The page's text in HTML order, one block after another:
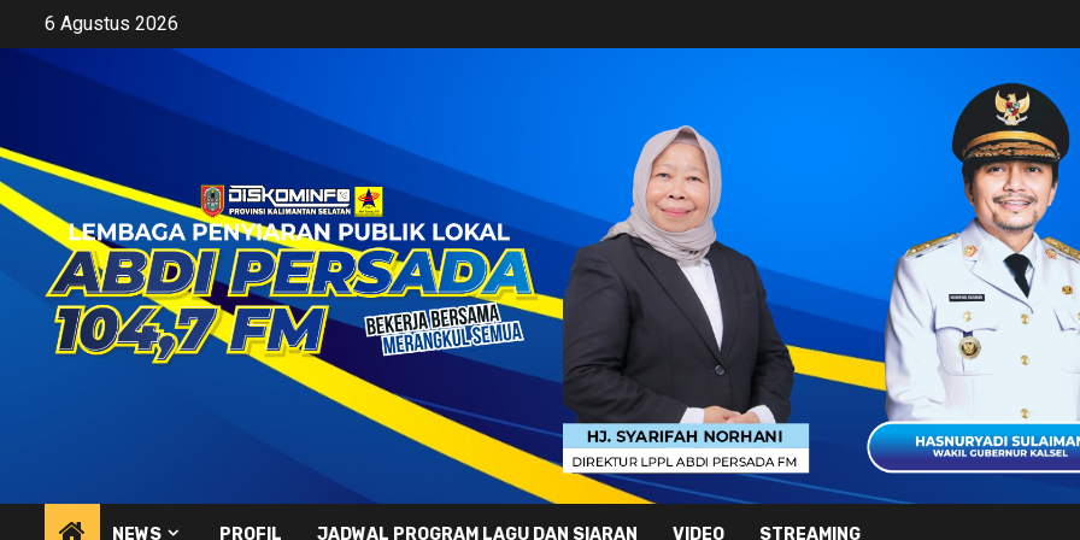
content
6 Agustus 2026
NEWS PROFIL JADWAL PROGRAM LAGU DAN SIARAN VIDEO STREAMING